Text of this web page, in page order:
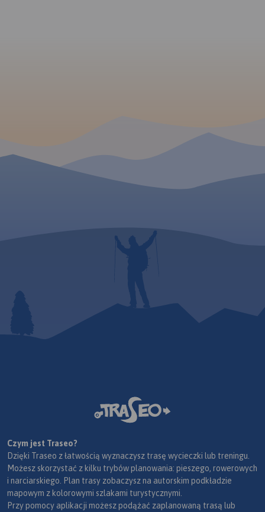
Czym jest Traseo?
Dzięki Traseo z łatwością wyznaczysz trasę wycieczki lub treningu.
Możesz skorzystać z kilku trybów planowania: pieszego, rowerowych
i narciarskiego. Plan trasy zobaczysz na autorskim podkładzie
mapowym z kolorowymi szlakami turystycznymi.
Przy pomocy aplikacji możesz podążać zaplanowaną trasą lub